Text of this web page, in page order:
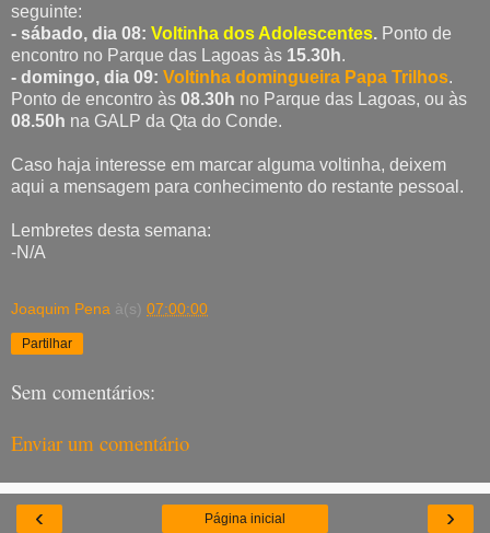
seguinte:
- sábado, dia 08: Voltinha dos Adolescentes. Ponto de
encontro no Parque das Lagoas às 15.30h.
- domingo, dia 09: Voltinha domingueira Papa Trilhos.
Ponto de encontro às 08.30h no Parque das Lagoas, ou às
08.50h na GALP da Qta do Conde.
Caso haja interesse em marcar alguma voltinha, deixem
aqui a mensagem para conhecimento do restante pessoal.
Lembretes desta semana:
-N/A
Joaquim Pena à(s) 07:00:00
Partilhar
Sem comentários:
Enviar um comentário
‹ ›
Página inicial